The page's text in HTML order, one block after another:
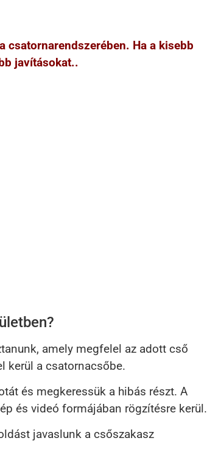
csatornarendszerében. Ha a kisebb
javításokat..
amely megfelel az adott cső
kerül a csatornacsőbe.
és megkeressük a hibás részt. A
és videó formájában rögzítésre kerül.
javaslunk a csőszakasz